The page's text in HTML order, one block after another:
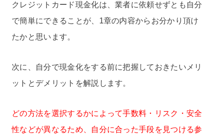
クレジットカード現金化は、業者に依頼せずとも自分
で簡単にできることが、1章の内容からお分かり頂け
たかと思います。
次に、自分で現金化をする前に把握しておきたいメリ
ットとデメリットを解説します。
どの方法を選択するかによって手数料・リスク・安全
性などが異なるため、自分に合った手段を見つける参